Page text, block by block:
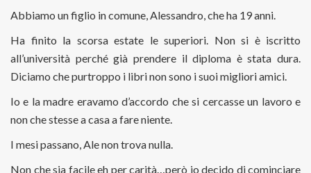
Abbiamo un figlio in comune, Alessandro, che ha 19 anni.
Ha finito la scorsa estate le superiori. Non si è iscritto
all’università perché già prendere il diploma è stata dura.
Diciamo che purtroppo i libri non sono i suoi migliori amici.
Io e la madre eravamo d’accordo che si cercasse un lavoro e
non che stesse a casa a fare niente.
I mesi passano, Ale non trova nulla.
Non che sia facile eh per carità…però io decido di cominciare